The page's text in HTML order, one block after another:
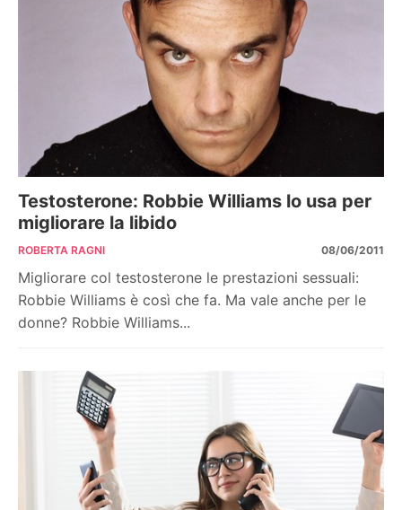
Testosterone: Robbie Williams lo usa per
migliorare la libido
ROBERTA RAGNI 08/06/2011
Migliorare col testosterone le prestazioni sessuali:
Robbie Williams è così che fa. Ma vale anche per le
donne? Robbie Williams...